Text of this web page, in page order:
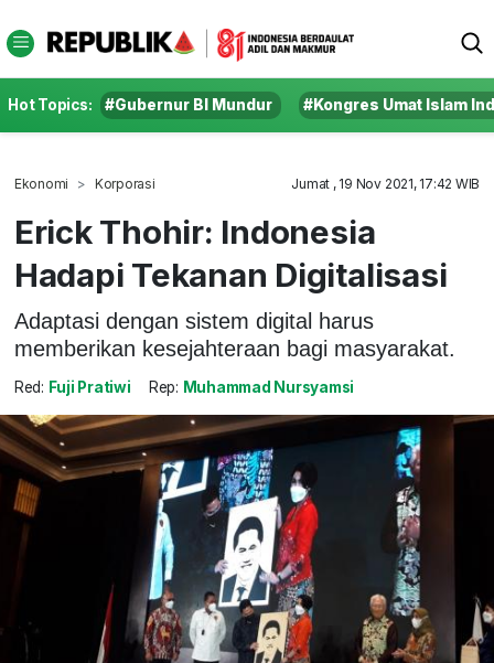
Hot Topics: #Gubernur BI Mundur #Kongres Umat Islam
Ekonomi Korporasi Jumat , 19 Nov 2021, 17:42 WIB
Erick Thohir: Indonesia
Hadapi Tekanan Digitalisasi
Adaptasi dengan sistem digital harus
memberikan kesejahteraan bagi masyarakat.
Red: Fuji Pratiwi Rep: Muhammad Nursyamsi